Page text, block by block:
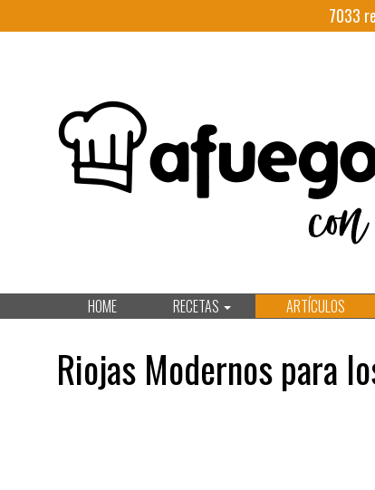
7033
HOME RECETAS ARTÍCULOS
Riojas Modernos para